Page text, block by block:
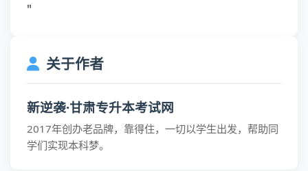
"
关于作者
新逆袭·甘肃专升本考试网
2017年创办老品牌，靠得住，一切以学生出发，帮助同
学们实现本科梦。